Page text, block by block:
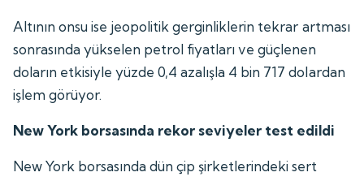
Altının onsu ise jeopolitik gerginliklerin tekrar artması
sonrasında yükselen petrol fiyatları ve güçlenen
doların etkisiyle yüzde 0,4 azalışla 4 bin 717 dolardan
işlem görüyor.
New York borsasında rekor seviyeler test edildi
New York borsasında dün çip şirketlerindeki sert